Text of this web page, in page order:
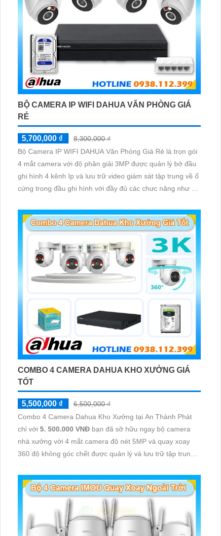
BỘ CAMERA IP WIFI DAHUA VĂN PHÒNG GIÁ
RẺ
5,700,000 ₫
8,300,000 ₫
Bộ Camera IP WIFI DAHUA Văn Phòng Giá Rẻ là trọn gói
4 mắt camera với độ phân giải 3MP được quản lý bở đầu
ghi hình 4 kênh Ip và lưu trữ video giám sát tập trung về ổ
cứng trong đầu ghi hình với đầy đủ các chưc năng như AI
giám sát có màu vào ban đêm
COMBO 4 CAMERA DAHUA KHO XƯỞNG GIÁ
TỐT
5,500,000 ₫
6,500,000 ₫
Combo 4 Camera Dahua Kho Xưởng tại An Thành Phát
chỉ với 5. 500.000 VNĐ bạn đã sỡ hữu ngay bộ camera
nhà xưởng với 4 mắt camera độ nét 5MP và quay xoay
360 độ không góc chết được quản lý và lưu trữ tập trung